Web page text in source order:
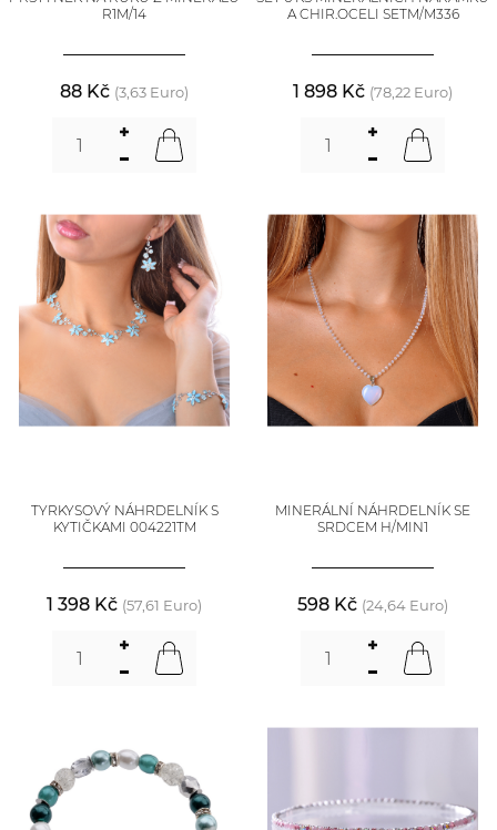
R1M/14
88 Kč (3,63 Euro)
A CHIR.OCELI SETM/M336
1 898 Kč (78,22 Euro)
TYRKYSOVÝ NÁHRDELNÍK S
KYTIČKAMI 004221TM
1 398 Kč (57,61 Euro)
MINERÁLNÍ NÁHRDELNÍK SE
SRDCEM H/MIN1
598 Kč (24,64 Euro)